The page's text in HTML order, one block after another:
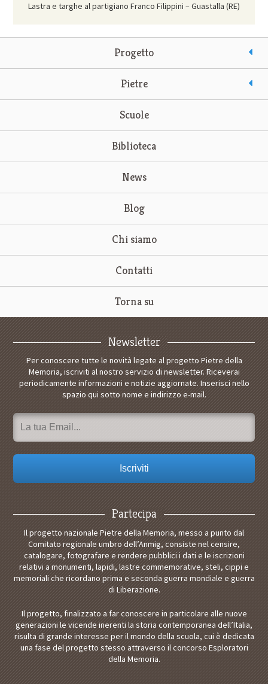
Lastra e targhe al partigiano Franco Filippini – Guastalla (RE)
Progetto
Pietre
Scuole
Biblioteca
News
Blog
Chi siamo
Contatti
Torna su
Newsletter
Per conoscere tutte le novità legate al progetto Pietre della
Memoria, iscriviti al nostro servizio di newsletter. Riceverai
periodicamente informazioni e notizie aggiornate. Inserisci nello
spazio qui sotto nome e indirizzo e-mail.
Partecipa
Il progetto nazionale Pietre della Memoria, messo a punto dal
Comitato regionale umbro dell’Anmig, consiste nel censire,
catalogare, fotografare e rendere pubblici i dati e le iscrizioni
relativi a monumenti, lapidi, lastre commemorative, steli, cippi e
memoriali che ricordano prima e seconda guerra mondiale e guerra
di Liberazione.
Il progetto, finalizzato a far conoscere in particolare alle nuove
generazioni le vicende inerenti la storia contemporanea dell’Italia,
risulta di grande interesse per il mondo della scuola, cui è dedicata
una fase del progetto stesso attraverso il concorso Esploratori
della Memoria.